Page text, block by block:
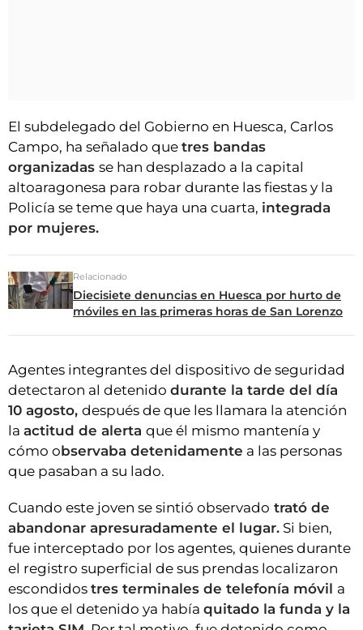
El subdelegado del Gobierno en Huesca, Carlos
Campo, ha señalado que tres bandas
organizadas se han desplazado a la capital
altoaragonesa para robar durante las fiestas y la
Policía se teme que haya una cuarta, integrada
por mujeres.
Relacionado
Diecisiete denuncias en Huesca por hurto de
móviles en las primeras horas de San Lorenzo
Agentes integrantes del dispositivo de seguridad
detectaron al detenido durante la tarde del día
10 agosto, después de que les llamara la atención
la actitud de alerta que él mismo mantenía y
cómo observaba detenidamente a las personas
que pasaban a su lado.
Cuando este joven se sintió observado trató de
abandonar apresuradamente el lugar. Si bien,
fue interceptado por los agentes, quienes durante
el registro superficial de sus prendas localizaron
escondidos tres terminales de telefonía móvil a
los que el detenido ya había quitado la funda y la